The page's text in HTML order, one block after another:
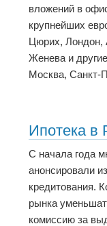
вложений в
крупнейших
Цюрих,
Женева и
Москва, Санкт-
Ипотека в
С начала года
анонсировали
кредитования.
рынка
комиссию за